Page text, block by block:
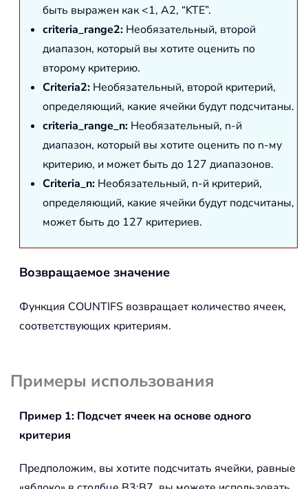
быть выражен как <1, A2, “KTE”.
criteria_range2: Необязательный, второй
диапазон, который вы хотите оценить по
второму критерию.
Criteria2: Необязательный, второй критерий,
определяющий, какие ячейки будут подсчитаны.
criteria_range_n: Необязательный, n-й
диапазон, который вы хотите оценить по n-му
критерию, и может быть до 127 диапазонов.
Criteria_n: Необязательный, n-й критерий,
определяющий, какие ячейки будут подсчитаны,
может быть до 127 критериев.
Возвращаемое значение
Функция COUNTIFS возвращает количество ячеек,
соответствующих критериям.
Примеры использования
Пример 1: Подсчет ячеек на основе одного
критерия
Предположим, вы хотите подсчитать ячейки, равные